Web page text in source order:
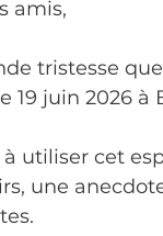
amis,
tristesse
19 juin 2026 à
utiliser cet
une